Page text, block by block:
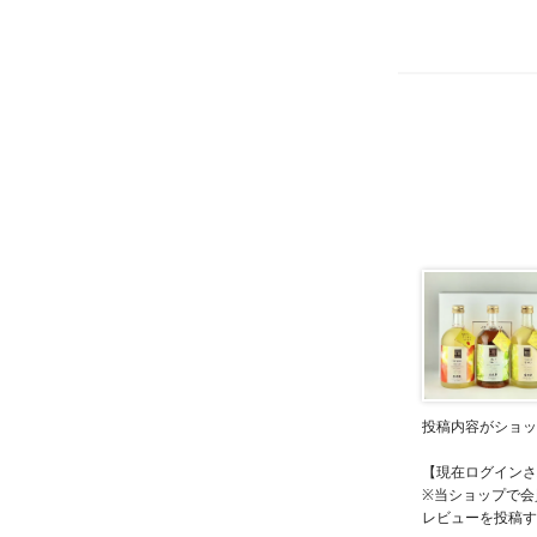
投稿内容がショ
【現在ログイン
※当ショップで会
レビューを投稿